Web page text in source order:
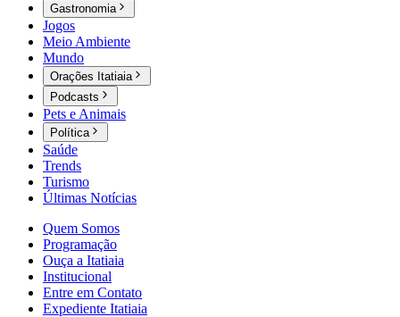
Gastronomia
Jogos
Meio Ambiente
Mundo
Orações Itatiaia
Podcasts
Pets e Animais
Política
Saúde
Trends
Turismo
Últimas Notícias
Quem Somos
Programação
Ouça a Itatiaia
Institucional
Entre em Contato
Expediente Itatiaia